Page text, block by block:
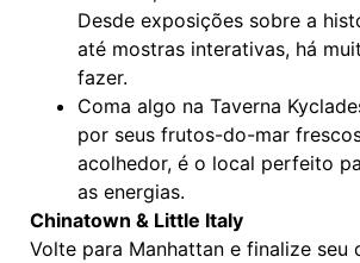
Desde exposições sobre a
até mostras interativas, há
fazer.
Coma algo na Taverna
por seus frutos-do-mar
acolhedor, é o local perfeito
as energias.
Chinatown & Little Italy
Volte para Manhattan e finalize seu